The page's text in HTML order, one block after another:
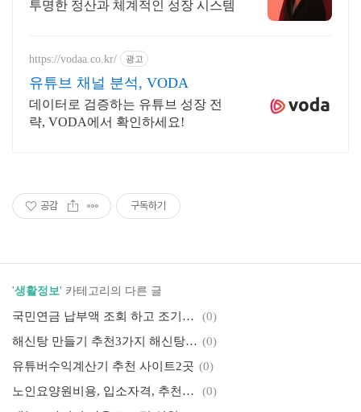
투명한 정산과 체계적인 성장 시스템
https://vodaa.co.kr/ 광고
유튜브 채널 분석, VODA
데이터로 검증하는 유튜브 성장 전
략, VODA에서 확인하세요!
공감 구독하기
'생활정보' 카테고리의 다른 글
국민연금 납부액 조회 하고 조기수령액 확인하기
(0)
해신탕 만들기 추천3가지 해신탕 밀키트 (0)
유튜버수익계산기 추천 사이트2곳 (0)
노인요양원비용, 입소자격, 추천요양원10곳
(0)